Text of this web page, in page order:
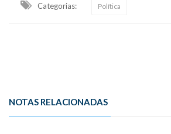
Categorias: Política
NOTAS RELACIONADAS